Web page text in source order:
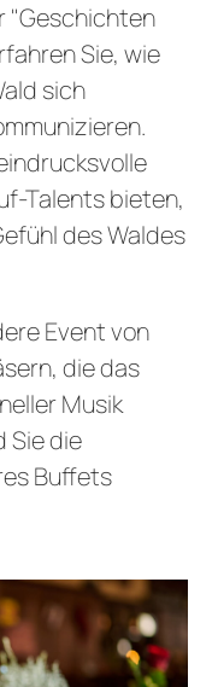
"Geschichten
Sie, wie
sich
Talents bieten,
des Waldes
Event von
die das
Musik
Sie die
Buffets